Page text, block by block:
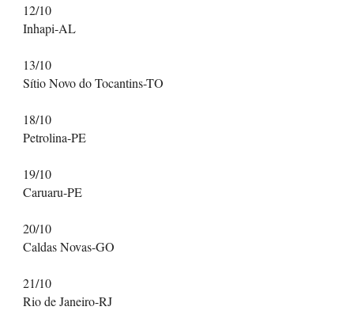
12/10
Inhapi-AL
13/10
Sítio Novo do Tocantins-TO
18/10
Petrolina-PE
19/10
Caruaru-PE
20/10
Caldas Novas-GO
21/10
Rio de Janeiro-RJ